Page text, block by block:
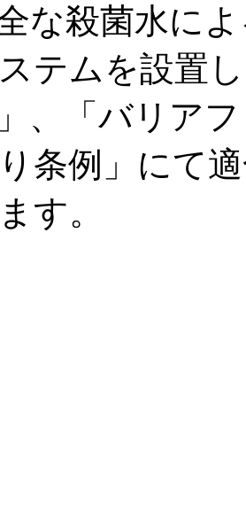
な殺菌水に
テムを設置
、「バリア
条例」にて
す。